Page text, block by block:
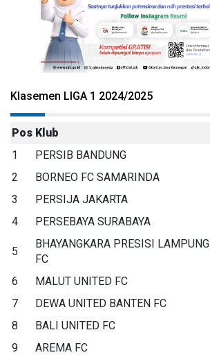
Klasemen LIGA 1 2024/2025
Pos Klub
1
PERSIB BANDUNG
2
BORNEO FC SAMARINDA
3
PERSIJA JAKARTA
4
PERSEBAYA SURABAYA
5
BHAYANGKARA PRESISI LAMPUNG
FC
6 MALUT UNITED FC
7
DEWA UNITED BANTEN FC
8
BALI UNITED FC
9
AREMA FC